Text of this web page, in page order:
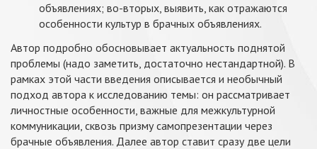
объявлениях; во-вторых, выявить, как отражаются
особенности культур в брачных объявлениях.
Автор подробно обосновывает актуальность поднятой
проблемы (надо заметить, достаточно нестандартной). В
рамках этой части введения описывается и необычный
подход автора к исследованию темы: он рассматривает
личностные особенности, важные для межкультурной
коммуникации, сквозь призму самопрезентации через
брачные объявления. Далее автор ставит сразу две цели